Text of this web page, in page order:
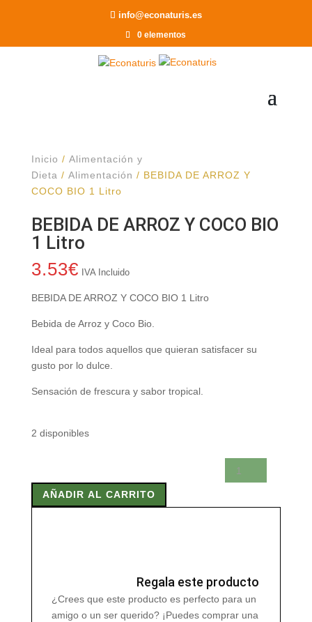
info@econaturis.es
0 elementos
Inicio / Alimentación y
Dieta / Alimentación / BEBIDA DE ARROZ Y
COCO BIO 1 Litro
BEBIDA DE ARROZ Y COCO BIO
1 Litro
3.53€ IVA Incluido
BEBIDA DE ARROZ Y COCO BIO 1 Litro
Bebida de Arroz y Coco Bio.
Ideal para todos aquellos que quieran satisfacer su
gusto por lo dulce.
Sensación de frescura y sabor tropical.
2 disponibles
DE
ARROZ
cantidad
AÑADIR AL CARRITO
Regala este producto
¿Crees que este producto es perfecto para un
amigo o un ser querido? ¡Puedes comprar una